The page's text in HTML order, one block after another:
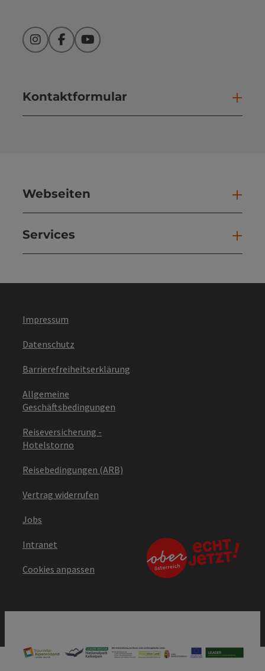
InstagramFacebookYouTube
Kontaktformular
Webseiten
Services
Impressum
Datenschutz
Barrierefreiheitserklärung
Allgemeine
Geschäftsbedingungen
Reiseversicherung -
Hotelstorno
Reisebedingungen (ARB)
Vertrag widerrufen
Jobs
Intranet
Cookies anpassen